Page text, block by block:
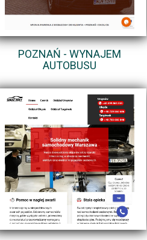
POZNAŃ - WYNAJEM
AUTOBUSU